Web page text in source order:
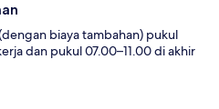
biaya tambahan) pukul
dan pukul 07.00–11.00 di akhir